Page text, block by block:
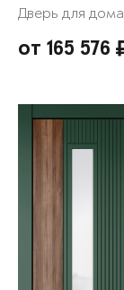
Дверь для дома
от 165 576